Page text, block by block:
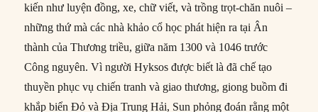
kiến như luyện đồng, xe, chữ viết, và trồng trọt-chăn nuôi –
những thứ mà các nhà khảo cổ học phát hiện ra tại Ân
thành của Thương triều, giữa năm 1300 và 1046 trước
Công nguyên. Vì người Hyksos được biết là đã chế tạo
thuyền phục vụ chiến tranh và giao thương, giong buồm đi
khắp biển Đỏ và Địa Trung Hải, Sun phỏng đoán rằng một